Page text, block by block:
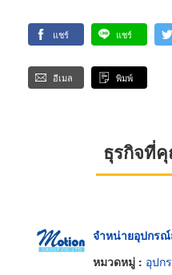
แชร์ แชร์
อีเมล พิมพ์
ธุรกิจที่
จำหน่ายอุปกร
หมวดหมู่ : อุปก